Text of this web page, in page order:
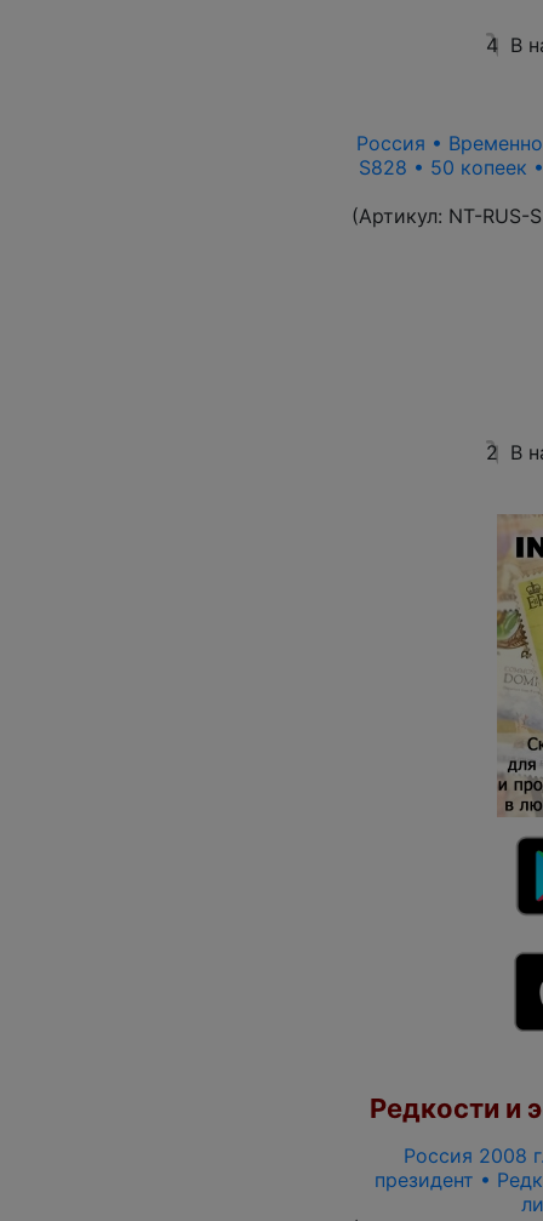
4 В
Россия •
S828 • 50 копеек
(Артикул: NT-RUS-
2 В
Редкости и
Россия 2008
президент •